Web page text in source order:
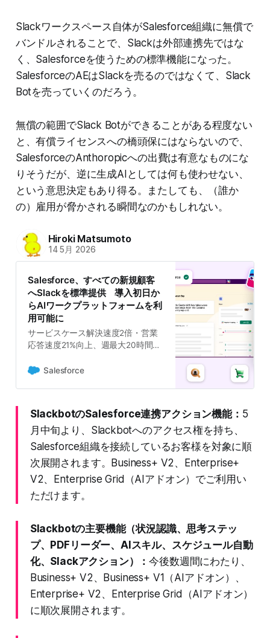
Slackワークスペース自体がSalesforce組織に無償で
バンドルされることで、Slackは外部連携先ではな
く、Salesforceを使うための標準機能になった。
SalesforceのAEはSlackを売るのではなくて、Slack
Botを売っていくのだろう。
無償の範囲でSlack Botができることがある程度ない
と、有償ライセンスへの橋頭保にはならないので、
SalesforceのAnthoropicへの出費は有意なものにな
りそうだが、逆に生成AIとしては何も使わせない、
という意思決定もあり得る。またしても、（誰か
の）雇用が脅かされる瞬間なのかもしれない。
Hiroki Matsumoto
14 5月 2026
Salesforce、すべての新規顧客
へSlackを標準提供 導入初日か
らAIワークプラットフォームを利
用可能に
サービスケース解決速度2倍・営業
応答速度21%向上、週最大20時間削
イズから解放され、商談の前進と成
進化させました。CRMデータと自動
連携する無料ワークスペースの提供
や、究極のAIチームメイト
「Slackbot」の新機能、生産性を高
める「Today」ビューなどを発表。
AIと業務の現場を繋ぎ、ビジネスを
加速させます。
Salesforce
SlackbotのSalesforce連携アクション機能： 5
月中旬より、Slackbotへのアクセス権を持ち、
Salesforce組織を接続しているお客様を対象に順
次展開されます。Business+ V2、Enterprise+
V2、Enterprise Grid（AIアドオン）でご利用い
ただけます。
Slackbotの主要機能（状況認識、思考ステッ
プ、PDFリーダー、AIスキル、スケジュール自動
化、Slackアクション）：今後数週間にわたり、
Business+ V2、Business+ V1（AIアドオン）、
Enterprise+ V2、Enterprise Grid（AIアドオン）
に順次展開されます。